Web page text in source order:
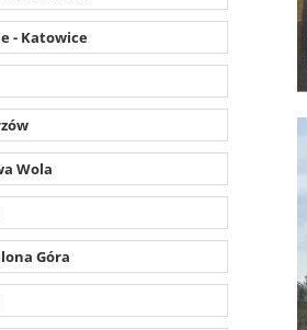
- Katowice
Wola
Góra